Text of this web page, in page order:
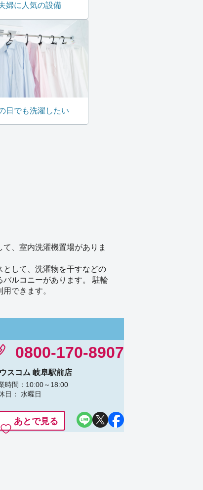
婦に人気の設備
日でも洗濯したい
、室内洗濯機置場がありま
として、洗濯物を干すなどの
バルコニーがあります。 駐輪
できます。
0800-170-8907
スコム 岐阜駅前店
時間：10:00～18:00
日： 水曜日
あとで見る